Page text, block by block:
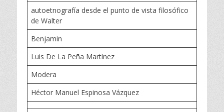
autoetnografía desde el punto de vista filosófico
de Walter
Benjamin
Luis De La Peña Martínez
Modera
Héctor Manuel Espinosa Vázquez